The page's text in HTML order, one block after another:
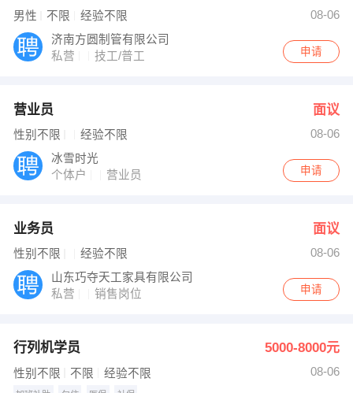
男性 不限 经验不限
08-06
济南方圆制管有限公司
私营
技工/普工 申请
营业员 面议
性别不限 经验不限
08-06
冰雪时光
个体户
营业员 申请
业务员 面议
性别不限 经验不限
08-06
山东巧夺天工家具有限公司
私营
销售岗位 申请
行列机学员 5000-8000元
性别不限 不限 经验不限 08-06